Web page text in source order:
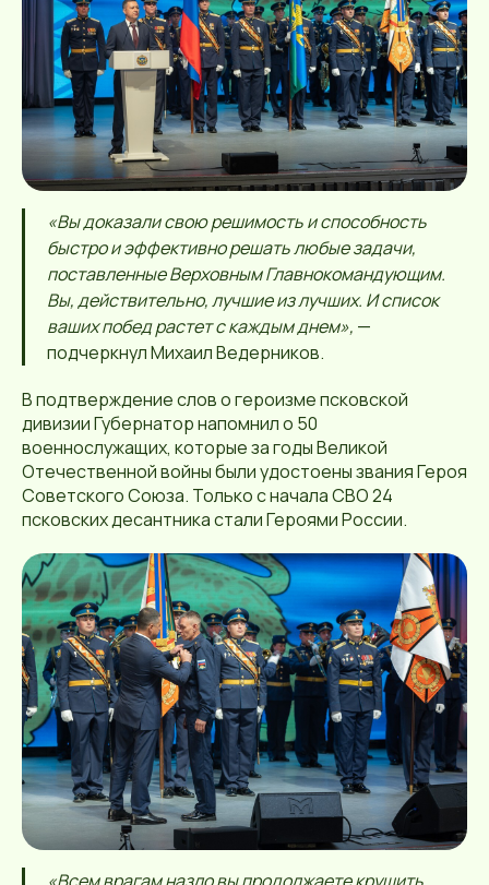
«Вы доказали свою решимость и способность
быстро и эффективно решать любые задачи,
поставленные Верховным Главнокомандующим.
Вы, действительно, лучшие из лучших. И список
ваших побед растет с каждым днем», —
подчеркнул Михаил Ведерников.
В подтверждение слов о героизме псковской
дивизии Губернатор напомнил о 50
военнослужащих, которые за годы Великой
Отечественной войны были удостоены звания Героя
Советского Союза. Только с начала СВО 24
псковских десантника стали Героями России.